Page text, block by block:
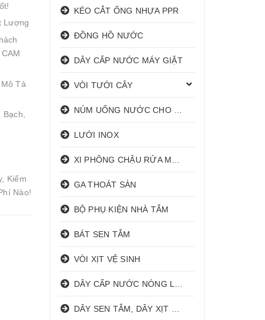
Lượng
Tả
Kiểm
Nào!
KÉO CẮT ỐNG NHỰA PPR
ĐỒNG HỒ NƯỚC
DÂY CẤP NƯỚC MÁY GIẶT
VÒI TƯỚI CÂY
LƯỚI INOX
GA THOÁT SÀN
BỘ PHỤ KIỆN NHÀ TẮM
BÁT SEN TẮM
VÒI XỊT VỆ SINH